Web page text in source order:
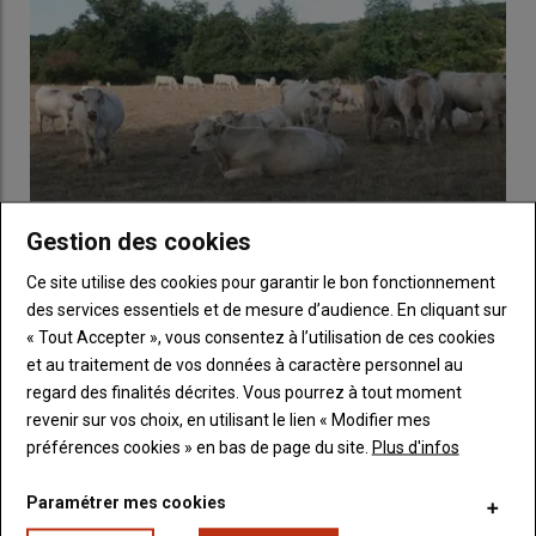
L’agriculture de conservation des
sols (ACS) repose sur trois piliers
Couverture permanente, rotation
diversifiée et réduction maximale du travail
du sol
Les trois piliers de l’ACS sont désormais bien identifiés par les
desrotations diversifiéeset uneréduction maximale du
travail du sol.« Le principe est simple sur le papier, mais il faut
surtout que ce que l’on mette en place s’adapte à chaque réalité
», résume Jérôme Labreuche, ingénieur recherche et
développement àArvalis.
grandes cultures aux éleveurs bovins
viande
La FNB appelle à une mobilisation nationale devant
les sites du groupe Bigard
27 juillet 2026
La Fédération nationale bovine conteste la baisse des prix des
vaches allaitantes, jeunes bovins et broutards. Elle appelle…
Gestion des cookies
Ce site utilise des cookies pour garantir le bon fonctionnement
des services essentiels et de mesure d’audience. En cliquant sur
« Tout Accepter », vous consentez à l’utilisation de ces cookies
et au traitement de vos données à caractère personnel au
regard des finalités décrites. Vous pourrez à tout moment
revenir sur vos choix, en utilisant le lien « Modifier mes
préférences cookies » en bas de page du site. Plus d'infos
Paramétrer mes cookies